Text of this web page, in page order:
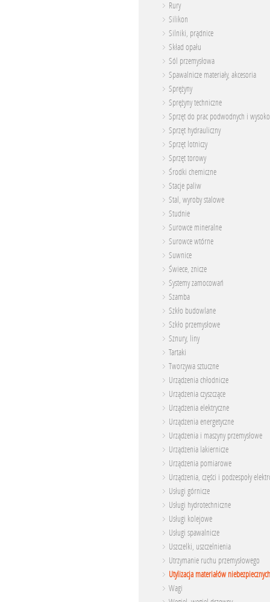
Rury
Silikon
Silniki, prądnice
Skład opału
Sól przemysłowa
Spawalnicze materiały, akcesoria
Sprężyny
Sprężyny techniczne
Sprzęt do prac podwodnych i
Sprzęt hydrauliczny
Sprzęt lotniczy
Sprzęt torowy
Środki chemiczne
Stacje paliw
Stal, wyroby stalowe
Studnie
Surowce mineralne
Surowce wtórne
Suwnice
Świece, znicze
Systemy zamocowań
Szamba
Szkło budowlane
Szkło przemysłowe
Sznury, liny
Tartaki
Tworzywa sztuczne
Urządzenia chłodnicze
Urządzenia czyszczące
Urządzenia elektryczne
Urządzenia energetyczne
Urządzenia i maszyny przemysłowe
Urządzenia lakiernicze
Urządzenia pomiarowe
Urządzenia, części i podzespoły
Usługi górnicze
Usługi hydrotechniczne
Usługi kolejowe
Usługi spawalnicze
Uszczelki, uszczelnienia
Utrzymanie ruchu przemysłowego
Utylizacja materiałów niebezpiecznych
Wagi